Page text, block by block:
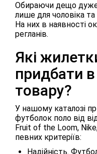
Обираючи дещо дуже
лише для чоловіка та
На них в наявності
регланів.
Які
придбати в
товару?
У нашому каталозі
футболок поло від
Fruit of the Loom, Nike,
певних критеріїв:
Надійність.